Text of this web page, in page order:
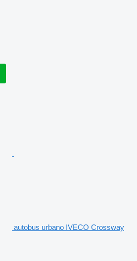
autobus urbano IVECO Crossway